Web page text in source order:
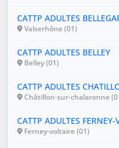
CATTP ADULTES
Valserhône (01)
CATTP ADULTES BELLEY
Belley (01)
CATTP ADULTES
Châtillon-sur-chalaronne
CATTP ADULTES FERNEY-
Ferney-voltaire (01)